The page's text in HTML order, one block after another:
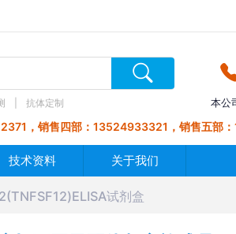
抗体定制 本公
，销售四部：13524933321，销售五部
技术资料 关于我们
试剂盒